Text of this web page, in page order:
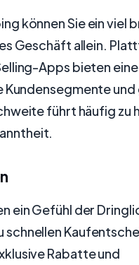
können Sie ein viel
Geschäft allein.
Apps bieten
Kundensegmente
führt häufig zu
ein Gefühl der
schnellen
Rabatte und